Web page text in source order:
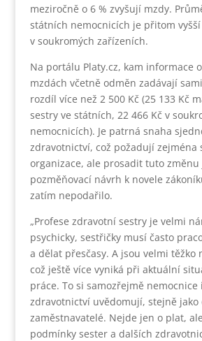
meziročně o 6 % zvyšují mzdy.
státních nemocnicích je přitom vyšší
v soukromých zařízeních.
Na portálu Platy.cz, kam informace
mzdách včetně odměn zadávají
rozdíl více než 2 500 Kč (25 133 Kč
sestry ve státních, 22 466 Kč v
nemocnicích). Je patrná snaha
zdravotnictví, což požadují zejména
organizace, ale prosadit tuto změnu
pozměňovací návrh k novele
zatím nepodařilo.
„Profese zdravotní sestry je velmi
psychicky, sestřičky musí často
a dělat přesčasy. A jsou velmi těžko
což ještě více vyniká při aktuální
práce. To si samozřejmě
zdravotnictví uvědomují, stejně jako
zaměstnavatelé. Nejde jen o plat,
podmínky sester a dalších